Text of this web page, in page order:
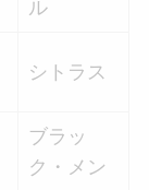
ル
シトラス
ブラッ
ク・メン